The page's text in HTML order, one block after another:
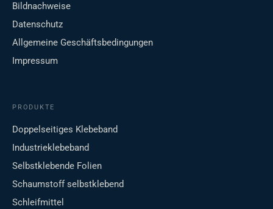
Bildnachweise
Datenschutz
Allgemeine Geschäftsbedingungen
Impressum
PRODUKTE
Doppelseitiges Klebeband
Industrieklebeband
Selbstklebende Folien
Schaumstoff selbstklebend
Schleifmittel